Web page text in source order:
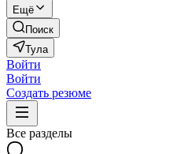
Ещё
Поиск
Тула
Войти
Войти
Создать резюме
Все разделы